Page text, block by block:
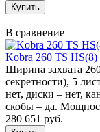
В сравнение
Kobra 260 TS HS(8)
Ширина захвата
секретности), 5
нет, диски – нет,
скобы – да.
280 651 руб.